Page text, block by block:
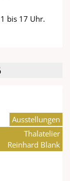
bis 17 Uhr.
Ausstellungen
Thalatelier
Reinhard Blank